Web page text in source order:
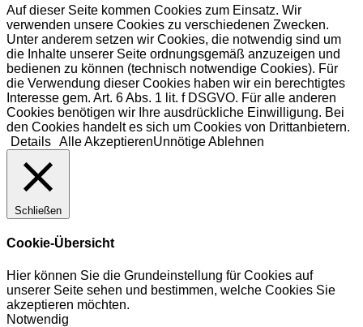
Auf dieser Seite kommen Cookies zum Einsatz. Wir
verwenden unsere Cookies zu verschiedenen Zwecken.
Unter anderem setzen wir Cookies, die notwendig sind um
die Inhalte unserer Seite ordnungsgemäß anzuzeigen und
bedienen zu können (technisch notwendige Cookies). Für
die Verwendung dieser Cookies haben wir ein berechtigtes
Interesse gem. Art. 6 Abs. 1 lit. f DSGVO. Für alle anderen
Cookies benötigen wir Ihre ausdrückliche Einwilligung. Bei
den Cookies handelt es sich um Cookies von Drittanbietern.
Details Alle AkzeptierenUnnötige Ablehnen
Schließen
Cookie-Übersicht
Hier können Sie die Grundeinstellung für Cookies auf
unserer Seite sehen und bestimmen, welche Cookies Sie
akzeptieren möchten.
Notwendig